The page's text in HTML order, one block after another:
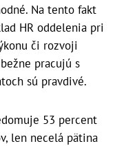
Na tento fakt
HR oddelenia pri
či rozvoji
pracujú s
sú pravdivé.
53 percent
len necelá pätina